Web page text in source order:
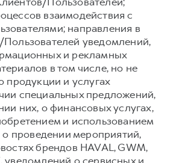
взаимодействия с
направления в
уведомлений,
и рекламных
в том числе, но не
продукции и услугах
специальных предложений,
них, о финансовых услугах,
и использованием
о проведении мероприятий,
брендов HAVAL, GWM,